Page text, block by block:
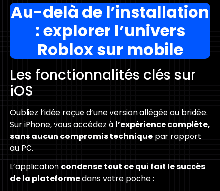
Au-delà de l’installation
: explorer l’univers
Roblox sur mobile
Les fonctionnalités clés sur
iOS
Oubliez l’idée reçue d’une version allégée ou bridée.
Sur iPhone, vous accédez à l’expérience complète,
sans aucun compromis technique par rapport
au PC.
L’application condense tout ce qui fait le succès
de la plateformedans votre poche :